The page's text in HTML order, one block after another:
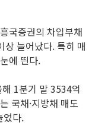
국증권의 차입부채
늘어났다. 특히 매
에 띈다.
1분기 말 3534억
국채·지방채 매도
었다.